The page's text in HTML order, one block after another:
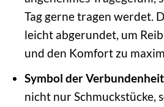
Tag gerne tragen werdet.
leicht abgerundet, um
und den Komfort zu
Symbol der
nicht nur Schmuckstücke,